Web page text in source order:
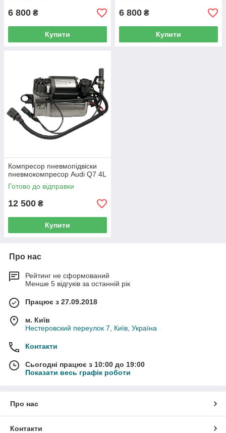
6 800 ₴
Купити
6 800 ₴
Купити
Компресор пневмопідвіски
пневмокомпресор Audi Q7 4L
Готово до відправки
12 500 ₴
Купити
Про нас
Рейтинг не сформований
Менше 5 відгуків за останній рік
Працює з 27.09.2018
м. Київ
Нестеровский переулок 7, Київ, Україна
Контакти
Сьогодні працює з 10:00 до 19:00
Показати весь графік роботи
Про нас
Контакти